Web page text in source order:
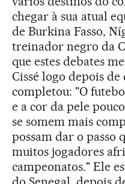
chegar à sua atual
de Burkina Fasso,
treinador negro da
que estes debates
Cissé logo depois
completou: "O
e a cor da pele
se somem mais
possam dar o passo
muitos jogadores
campeonatos." Ele